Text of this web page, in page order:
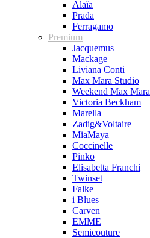
Alaïa
Prada
Ferragamo
Premium
Jacquemus
Mackage
Liviana Conti
Max Mara Studio
Weekend Max Mara
Victoria Beckham
Marella
Zadig&Voltaire
MiaMaya
Coccinelle
Pinko
Elisabetta Franchi
Twinset
Falke
i Blues
Carven
EMME
Semicouture